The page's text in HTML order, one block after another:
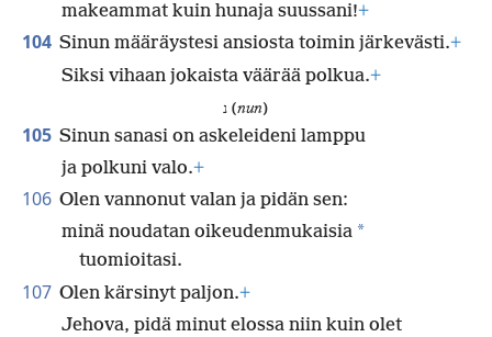
makeammat kuin hunaja suussani!+
104 Sinun määräystesi ansiosta toimin järkevästi.+
Siksi vihaan jokaista väärää polkua.+
נ (nun)
105 Sinun sanasi on askeleideni lamppu
ja polkuni valo.+
106 Olen vannonut valan ja pidän sen:
minä noudatan oikeudenmukaisia *
tuomioitasi.
107 Olen kärsinyt paljon.+
Jehova, pidä minut elossa niin kuin olet